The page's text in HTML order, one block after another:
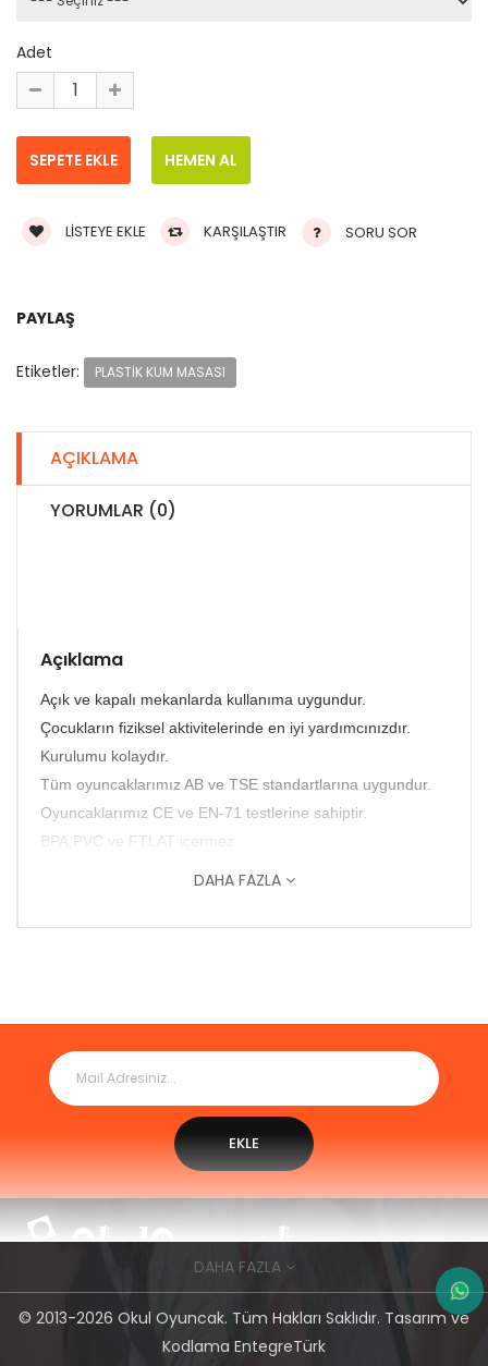
Adet
LISTEYE EKLE KARŞILAŞTIR SORU SOR
PAYLAŞ
Etiketler: PLASTIK KUM MASASI
AÇIKLAMA
YORUMLAR (0)
Açıklama
Açık ve kapalı mekanlarda kullanıma uygundur.
Çocukların fiziksel aktivitelerinde en iyi yardımcınızdır.
Kurulumu kolaydır.
Tüm oyuncaklarımız AB ve TSE standartlarına uygundur.
Oyuncaklarımız CE ve EN-71 testlerine sahiptir.
BPA,PVC ve FTLAT içermez.
DAHA FAZLA
EKLE
Okul öncesi eğitimi esas alarak oyun alanları üreten ve
oyuncak temin eden firmamız eğlenirken öğrenme
yöntemini benimseyerek en değerli varlıklarımız olan
DAHA FAZLA
© 2013-2026 Okul Oyuncak. Tüm Hakları Saklıdır. Tasarım ve
Kodlama EntegreTürk